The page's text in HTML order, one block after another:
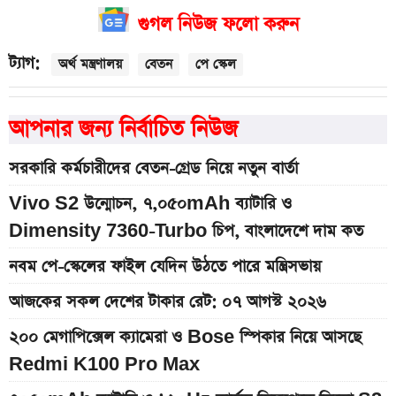
গুগল নিউজ ফলো করুন
ট্যাগ: অর্থ মন্ত্রণালয় বেতন পে স্কেল
আপনার জন্য নির্বাচিত নিউজ
সরকারি কর্মচারীদের বেতন-গ্রেড নিয়ে নতুন বার্তা
Vivo S2 উন্মোচন, ৭,০৫০mAh ব্যাটারি ও
Dimensity 7360-Turbo চিপ, বাংলাদেশে দাম কত
নবম পে-স্কেলের ফাইল যেদিন উঠতে পারে মন্ত্রিসভায়
আজকের সকল দেশের টাকার রেট: ০৭ আগস্ট ২০২৬
২০০ মেগাপিক্সেল ক্যামেরা ও Bose স্পিকার নিয়ে আসছে
Redmi K100 Pro Max